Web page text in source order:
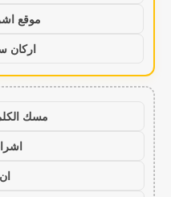
موقع
اركان
مسك